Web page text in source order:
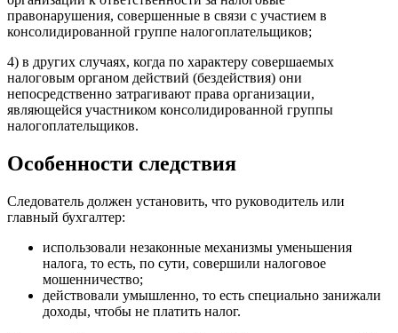
правонарушения, совершенные в связи с участием в
консолидированной группе налогоплательщиков;
4) в других случаях, когда по характеру совершаемых
налоговым органом действий (бездействия) они
непосредственно затрагивают права организации,
являющейся участником консолидированной группы
налогоплательщиков.
Особенности следствия
Следователь должен установить, что руководитель или
главный бухгалтер:
использовали незаконные механизмы уменьшения
налога, то есть, по сути, совершили налоговое
мошенничество;
действовали умышленно, то есть специально занижали
доходы, чтобы не платить налог.